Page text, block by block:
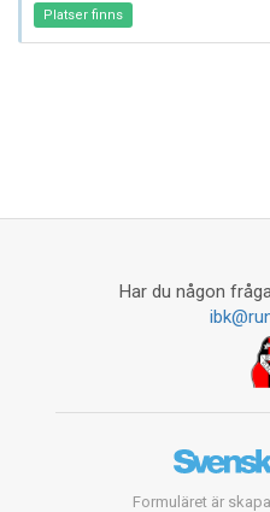
Platser finns
Har du någon
Formuläret är